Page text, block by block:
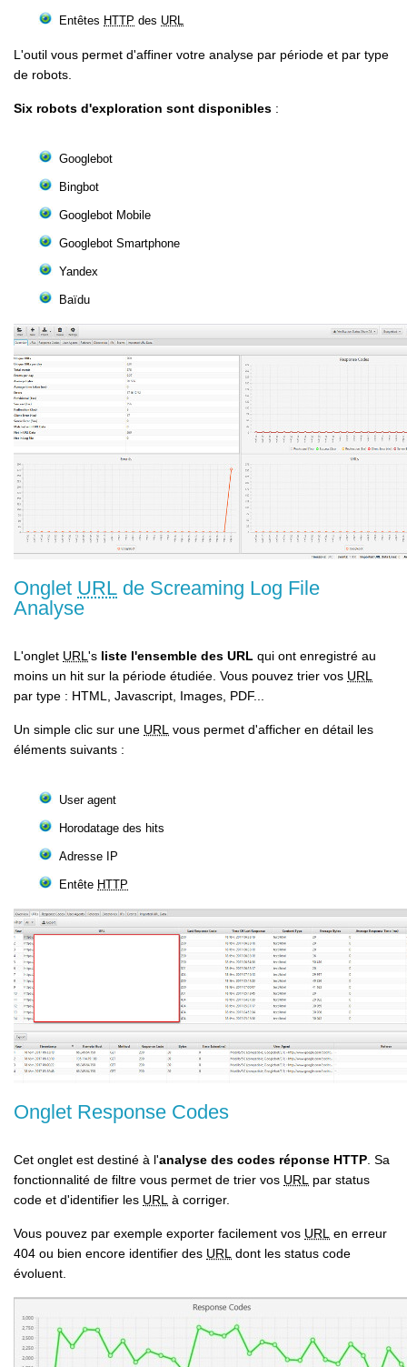
Entêtes HTTP des URL
L'outil vous permet d'affiner votre analyse par période et par type
de robots.
Six robots d'exploration sont disponibles :
Googlebot
Bingbot
Googlebot Mobile
Googlebot Smartphone
Yandex
Baïdu
Onglet URL de Screaming Log File
Analyse
L'onglet URL 's liste l'ensemble des URL qui ont enregistré au
moins un hit sur la période étudiée. Vous pouvez trier vos URL
par type : HTML, Javascript, Images, PDF...
Un simple clic sur une URL vous permet d'afficher en détail les
éléments suivants :
User agent
Horodatage des hits
Adresse IP
Entête HTTP
Onglet Response Codes
Cet onglet est destiné à l'analyse des codes réponse HTTP . Sa
fonctionnalité de filtre vous permet de trier vos URL
par status
code et d'identifier les URL à corriger.
Vous pouvez par exemple exporter facilement vos URL en erreur
404 ou bien encore identifier des URL dont les status code
évoluent.